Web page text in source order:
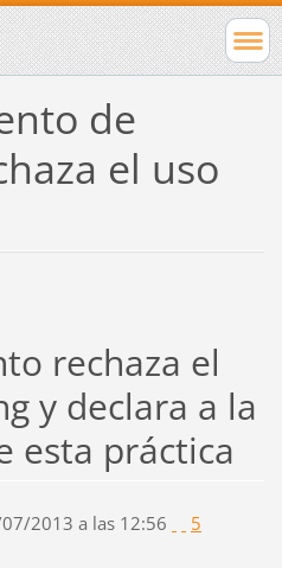
de
el uso
rechaza el
y declara a la
esta práctica
2013 a las 12:56
5